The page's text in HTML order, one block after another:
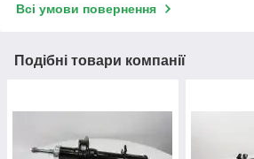
Всі умови повернення
Подібні товари компанії